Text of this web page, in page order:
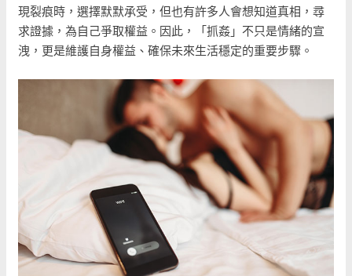
現裂痕時，選擇默默承受，但也有許多人會想知道真相，尋
求證據，為自己爭取權益。因此，「抓姦」不只是情緒的宣
洩，更是維護自身權益、確保未來生活穩定的重要步驟。